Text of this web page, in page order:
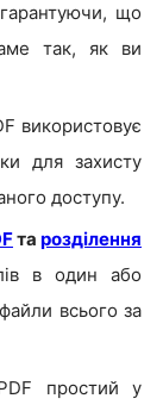
що
так, як ви
використовує
для захисту
доступу.
та розділення
в один або
всього за
простий у